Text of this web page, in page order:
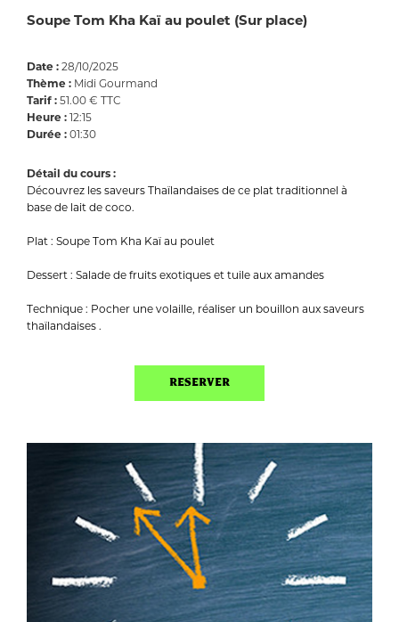
Soupe Tom Kha Kaï au poulet (Sur place)
Date : 28/10/2025
Thème : Midi Gourmand
Tarif : 51.00 € TTC
Heure : 12:15
Durée : 01:30
Détail du cours :
Découvrez les saveurs Thaïlandaises de ce plat traditionnel à
base de lait de coco.
Plat : Soupe Tom Kha Kaï au poulet
Dessert : Salade de fruits exotiques et tuile aux amandes
Technique : Pocher une volaille, réaliser un bouillon aux saveurs
thaïlandaises .
RESERVER